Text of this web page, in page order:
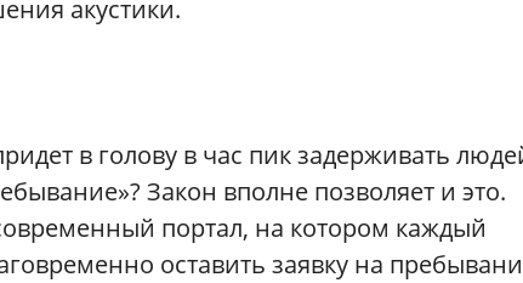
акустики.
в голову в час пик задерживать
Закон вполне позволяет и это.
портал, на котором каждый
оставить заявку на